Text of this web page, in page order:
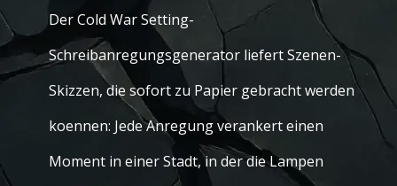
Der Cold War Setting-
Schreibanregungsgenerator liefert Szenen-
Skizzen, die sofort zu Papier gebracht werden
koennen: Jede Anregung verankert einen
Moment in einer Stadt, in der die Lampen